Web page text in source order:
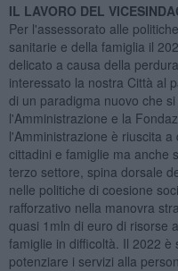
IL LAVORO DEL
Per l'assessorato alle
sanitarie e della famiglia il
delicato a causa della
interessato la nostra Città al
di un paradigma nuovo che
l'Amministrazione e la
l'Amministrazione è riuscita
cittadini e famiglie ma anche
terzo settore, spina dorsale
nelle politiche di coesione
rafforzativo nella manovra
quasi 1mln di euro di risorse
famiglie in difficoltà. Il 2022
potenziare i servizi alla